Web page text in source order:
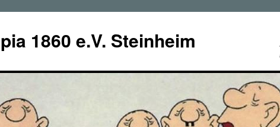
1860 e.V. Steinheim